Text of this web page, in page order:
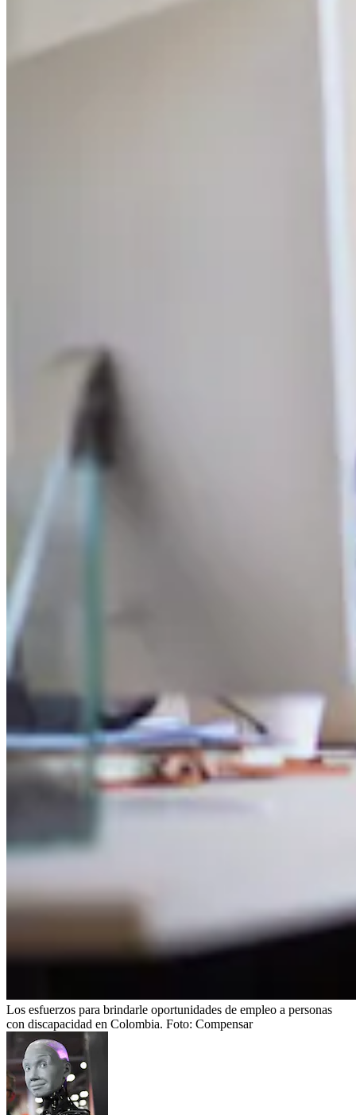
Los esfuerzos para brindarle oportunidades de empleo a personas
con discapacidad en Colombia. Foto: Compensar